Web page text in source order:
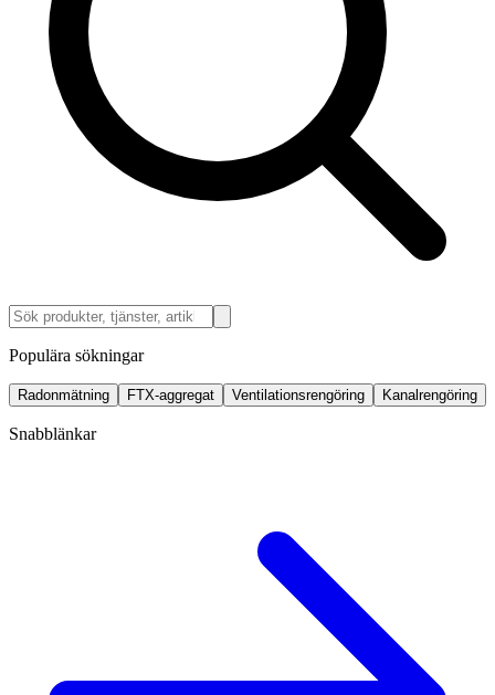
Populära sökningar
Radonmätning FTX-aggregat Ventilationsrengöring Kanalrengöring
Snabblänkar